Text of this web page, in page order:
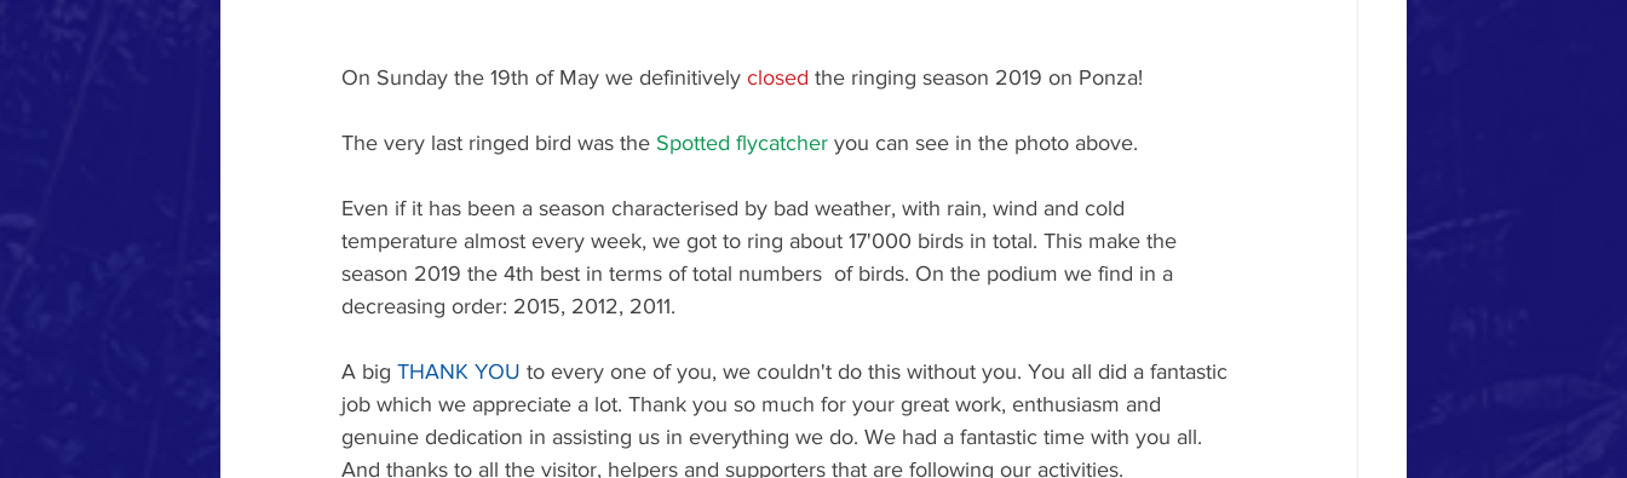
On Sunday the 19th of May we definitively closed the ringing season 2019 on Ponza!
The very last ringed bird was the Spotted flycatcher you can see in the photo above.
Even if it has been a season characterised by bad weather, with rain, wind and cold
temperature almost every week, we got to ring about 17'000 birds in total. This make the
season 2019 the 4th best in terms of total numbers  of birds. On the podium we find in a
decreasing order: 2015, 2012, 2011.
A big THANK YOU to every one of you, we couldn't do this without you. You all did a fantastic
job which we appreciate a lot. Thank you so much for your great work, enthusiasm and
genuine dedication in assisting us in everything we do. We had a fantastic time with you all.
And thanks to all the visitor, helpers and supporters that are following our activities.